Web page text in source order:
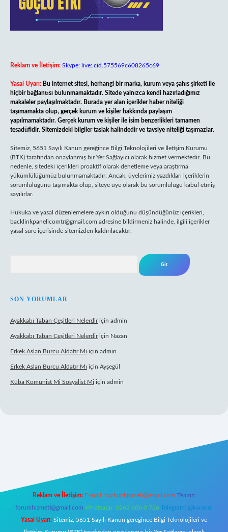
Reklam ve İletişim: Skype: live:.cid.575569c608265c69
Yasal Uyarı: Bu internet sitesi, herhangi bir marka, kurum veya şahıs şirketi ile
hiçbir bağlantısı bulunmamaktadır. Sitede yalnızca kendi hazırladığımız
makaleler paylaşılmaktadır. Burada yer alan içerikler haber niteliği
taşımamakta olup, gerçek kurum ve kişiler hakkında paylaşım
yapılmamaktadır. Gerçek kurum ve kişiler ile isim benzerlikleri tamamen
tesadüfidir. Sitemizdeki bilgiler taslak halindedir ve tavsiye niteliği taşımazlar.
Sitemiz, 5651 Sayılı Kanun gereğince Bilgi Teknolojileri ve İletişim Kurumu
(BTK) tarafından onaylanmış bir Yer Sağlayıcı olarak hizmet vermektedir. Bu
nedenle, sitedeki içerikleri proaktif olarak denetleme veya araştırma
yükümlülüğümüz bulunmamaktadır. Ancak, üyelerimiz yazdıkları içeriklerin
sorumluluğunu taşımakta olup, siteye üye olarak bu sorumluluğu kabul etmiş
sayılırlar.
Hukuka ve yasal düzenlemelere aykırı olduğunu düşündüğünüz içerikleri,
backlinkpanelicomtr@gmail.com adresine bildirmeniz halinde, ilgili içerikler
yasal süre içerisinde sitemizden kaldırılacaktır.
SON YORUMLAR
Ayakkabı Taban Çeşitleri Nelerdiriçin admin
Ayakkabı Taban Çeşitleri Nelerdiriçin Nazan
Erkek Aslan Burcu Aldatır Mı için admin
Erkek Aslan Burcu Aldatır Mı için Ayşegül
Küba Komünist Mi Sosyalist Mi için admin
Reklam ve İletişim: E-mail: backlinkpaneli@gmail.com Teams:
forumhizmeti@gmail.com Whatsapp: 0262 606 0 726 Telegram: @karabul
Yasal Uyarı: Sitemiz, 5651 Sayılı Kanun gereğince Bilgi Teknolojileri ve